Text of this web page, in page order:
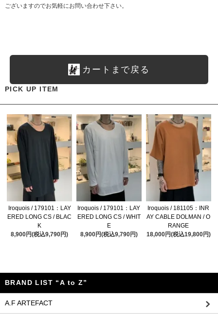
ございますのでお気軽にお問い合わせ下さい。
カートまで戻る
PICK UP ITEM
Iroquois / 179101：LAY
ERED LONG CS / BLAC
K
8,900円(税込9,790円)
Iroquois / 179101：LAY
ERED LONG CS / WHIT
E
8,900円(税込9,790円)
Iroquois / 181105：INR
AY CABLE DOLMAN / O
RANGE
18,000円(税込19,800円)
BRAND LIST “A to Z”
A.F ARTEFACT